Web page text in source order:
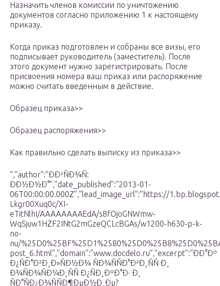
Назначить членов комиcсии по уничтожению
документов согласно приложению 1 к настоящему
приказу.
Когда приказ подготовлен и собраны все визы, его
подписывает руководитель (заместитель). После
этого документ нужно зарегистрировать. После
присвоения номера ваш приказ или распоряжение
можно считать введенным в действие.
Образец приказа>>
Образец распоряжения>>
Как правильно сделать выписку из приказа>>
“,”author”:”ÐÐ²ÑÐ¾Ñ:
ÐÐ½Ð½Ð°”,”date_published”:”2013-01-
06T00:00:00.000Z”,”lead_image_url”:”https://
Lkgr00Xuq0c/XI-
eTitNlhI/AAAAAAAAEdA/s8fOjoGNWmw-
WqSjuw1HZF2INtG2mGzeQCLcBGAs/w1200-h630-p-k-
no-
nu/
post_6.html”,”domain”:”www.docdelo.ru”,”excerpt”:”ÐÐ°Ðº
Ð¿ÑÐ°Ð²Ð¸Ð»ÑÐ½Ð¾ ÑÐ¾ÑÑÐ°Ð²Ð¸ÑÑ Ð¸
Ð¾ÑÐ¾ÑÐ¼Ð¸ÑÑ Ð¿ÑÐ¸ÐºÐ°Ð· Ð¸
ÑÐ°ÑÐ¿Ð¾ÑÑÐ¶ÐµÐ½Ð¸Ðµ?